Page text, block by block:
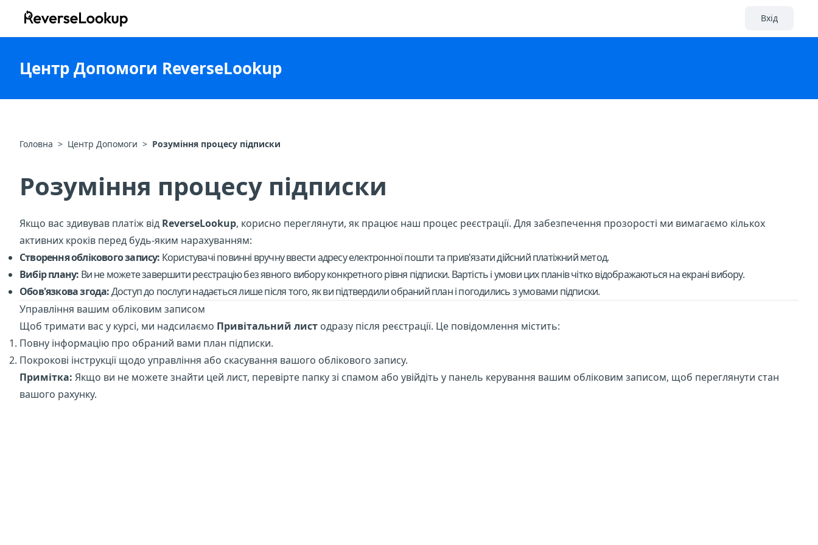
ReverseLookup Вхід
Центр Допомоги ReverseLookup
Головна > Центр Допомоги > Розуміння процесу підписки
Розуміння процесу підписки
Якщо вас здивував платіж від ReverseLookup, корисно переглянути, як працює наш процес реєстрації. Для забезпечення прозорості ми вимагаємо кількох
активних кроків перед будь-яким нарахуванням:
Створення облікового запису: Користувачі повинні вручну ввести адресу електронної пошти та прив'язати дійсний платіжний метод.
Вибір плану: Ви не можете завершити реєстрацію без явного вибору конкретного рівня підписки. Вартість і умови цих планів чітко відображаються на екрані вибору.
Обов'язкова згода:Доступ до послуги надається лише після того, як ви підтвердили обраний план і погодились з умовами підписки.
Управління вашим обліковим записом
Щоб тримати вас у курсі, ми надсилаємо Привітальний лист одразу після реєстрації. Це повідомлення містить:
Повну інформацію про обраний вами план підписки.
Покрокові інструкції щодо управління або скасування вашого облікового запису.
Примітка: Якщо ви не можете знайти цей лист, перевірте папку зі спамом або увійдіть у панель керування вашим обліковим записом, щоб переглянути стан
вашого рахунку.